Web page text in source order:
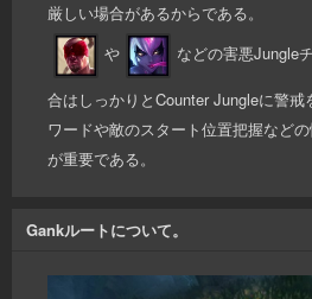
厳しい場合があるからである。
や
などの害悪Jungle
合はしっかりとCounter Jungleに警戒
ワードや敵のスタート位置把握など
が重要である。
Gankルートについて。